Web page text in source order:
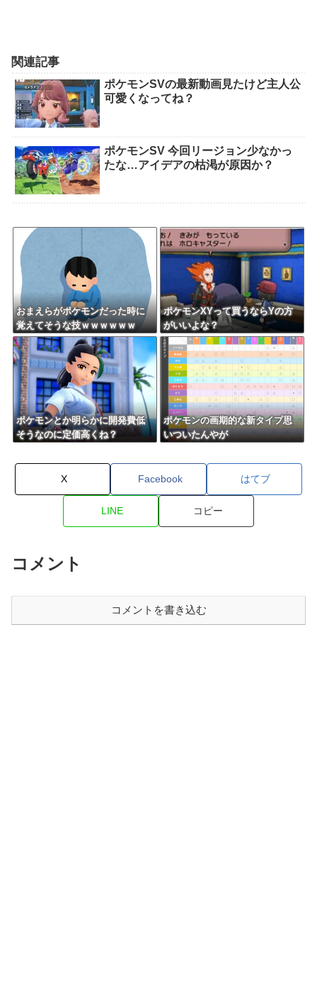
関連記事
ポケモンSVの最新動画見たけど主人公
可愛くなってね？
ポケモンSV 今回リージョン少なかっ
たな…アイデアの枯渇が原因か？
おまえらがポケモンだった時に
覚えてそうな技ｗｗｗｗｗｗ
ポケモンXYって買うならYの方
がいいよな？
ポケモンとか明らかに開発費低
そうなのに定価高くね？
ポケモンの画期的な新タイプ思
いついたんやが
X Facebook はてブ
LINE コピー
コメント
コメントを書き込む